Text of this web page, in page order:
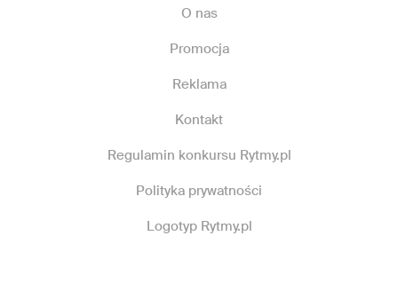
O nas
Promocja
Reklama
Kontakt
Regulamin konkursu Rytmy.pl
Polityka prywatności
Logotyp Rytmy.pl